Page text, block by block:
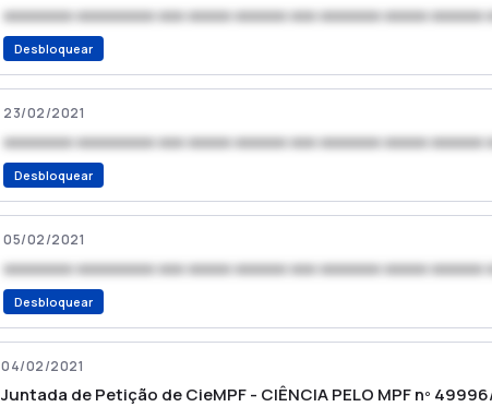
xxxxxxxx xxxxxxxxx xxx xxxxx xxxxxx xxx xxxxxxx xxxxx xxxxxx
Desbloquear
23/02/2021
xxxxxxxx xxxxxxxxx xxx xxxxx xxxxxx xxx xxxxxxx xxxxx xxxxxx
Desbloquear
05/02/2021
xxxxxxxx xxxxxxxxx xxx xxxxx xxxxxx xxx xxxxxxx xxxxx xxxxxx
Desbloquear
04/02/2021
Juntada de Petição de CieMPF - CIÊNCIA PELO MPF nº